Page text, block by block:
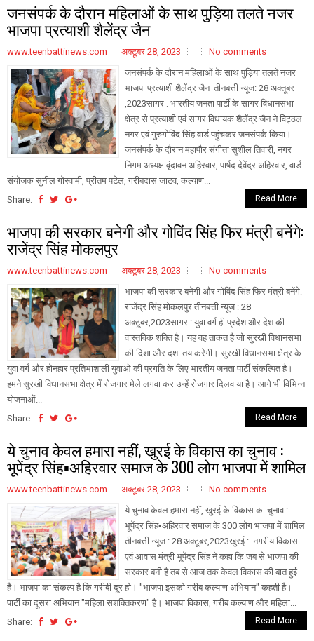
जनसंपर्क के दौरान महिलाओं के साथ पुड़िया तलते नजर
भाजपा प्रत्याशी शैलेंद्र जैन
www.teenbattinews.com अक्टूबर 28, 2023
No comments
जनसंपर्क के दौरान महिलाओं के साथ पुड़िया तलते नजर
भाजपा प्रत्याशी शैलेंद्र जैन तीनबत्ती न्यूज: 28 अक्तूबर
,2023सागर : भारतीय जनता पार्टी के सागर विधानसभा
क्षेत्र से प्रत्याशी एवं सागर विधायक शैलेंद्र जैन ने विट्ठल
नगर एवं गुरुगोविंद सिंह वार्ड पहुंचकर जनसंपर्क किया।
जनसंपर्क के दौरान महापौर संगीता सुशील तिवारी, नगर
निगम अध्यक्ष वृंदावन अहिरवार, पार्षद देवेंद्र अहिरवार, वार्ड
संयोजक सुनील गोस्वामी, प्रीतम पटेल, गरीबदास जाटव, कल्याण...
Share:
Read More
भाजपा की सरकार बनेगी और गोविंद सिंह फिर मंत्री बनेंगे:
राजेंद्र सिंह मोकलपुर
www.teenbattinews.com अक्टूबर 28, 2023
No comments
भाजपा की सरकार बनेगी और गोविंद सिंह फिर मंत्री बनेंगे:
राजेंद्र सिंह मोकलपुर तीनबत्ती न्यूज : 28
अक्टूबर,2023सागर : युवा वर्ग ही प्रदेश और देश की
वास्तविक शक्ति है। यह वह ताकत है जो सुरखी विधानसभा
की दिशा और दशा तय करेगी। सुरखी विधानसभा क्षेत्र के
युवा वर्ग और होनहार प्रतिभाशाली युवाओ की प्रगति के लिए भारतीय जनता पार्टी संकल्पित है।
हमने सुरखी विधानसभा क्षेत्र में रोजगार मेले लगवा कर उन्हें रोजगार दिलवाया है। आगे भी विभिन्न
योजनाओं...
Share:
Read More
ये चुनाव केवल हमारा नहीं, खुरई के विकास का चुनाव :
भूपेंद्र सिंह▪️अहिरवार समाज के 300 लोग भाजपा में शामिल
www.teenbattinews.com अक्टूबर 28, 2023
No comments
ये चुनाव केवल हमारा नहीं, खुरई के विकास का चुनाव :
भूपेंद्र सिंह▪️अहिरवार समाज के 300 लोग भाजपा में शामिल
तीनबत्ती न्यूज : 28 अक्टूबर,2023खुरई : नगरीय विकास
एवं आवास मंत्री भूपेंद्र सिंह ने कहा कि जब से भाजपा की
सरकार बनी है तब से आज तक केवल विकास की बात हुई
है। भाजपा का संकल्प है कि गरीबी दूर हो। "भाजपा इसको गरीब कल्याण अभियान" कहती है।
पार्टी का दूसरा अभियान "महिला सशक्तिकरण" है। भाजपा विकास, गरीब कल्याण और महिला...
Share:
Read More